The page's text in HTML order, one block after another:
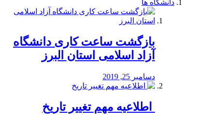
دانشگاه ها
بازگشت ساعت کاری دانشگاه
آزاد اسلامی استان البرز
دسامبر 25, 2019
️ اطلاعیه مهم تغییر تاریخ